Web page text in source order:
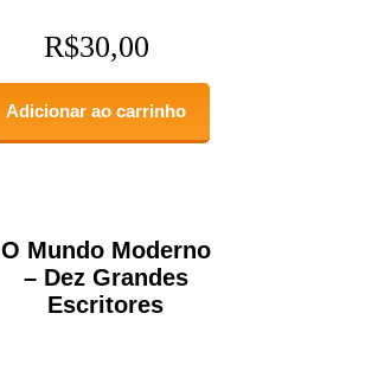
R$30,00
Adicionar ao carrinho
O Mundo Moderno
– Dez Grandes
Escritores